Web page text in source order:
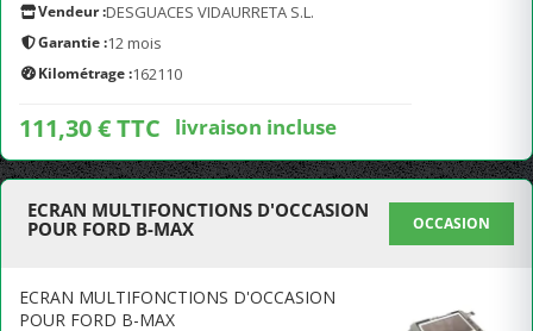
Vendeur :DESGUACES VIDAURRETA S.L.
Garantie :12 mois
Kilométrage :162110
111,30 € TTC livraison incluse
ECRAN MULTIFONCTIONS D'OCCASION
POUR FORD B-MAX
OCCASION
ECRAN MULTIFONCTIONS D'OCCASION
POUR FORD B-MAX